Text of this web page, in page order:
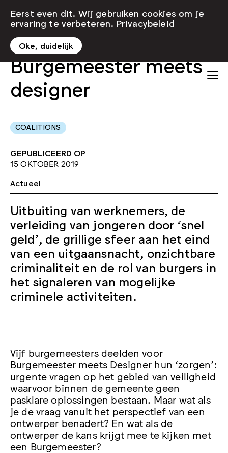
Burgemeester meets
designer
COALITIONS
GEPUBLICEERD OP
15 OKTOBER 2019
Actueel
Uitbuiting van werknemers, de
verleiding van jongeren door ‘snel
geld’, de grillige sfeer aan het eind
van een uitgaansnacht, onzichtbare
criminaliteit en de rol van burgers in
het signaleren van mogelijke
criminele activiteiten.
Vijf burgemeesters deelden voor
Burgemeester meets Designer hun ‘zorgen’:
urgente vragen op het gebied van veiligheid
waarvoor binnen de gemeente geen
pasklare oplossingen bestaan. Maar wat als
je de vraag vanuit het perspectief van een
ontwerper benadert? En wat als de
ontwerper de kans krijgt mee te kijken met
een Burgemeester?
Eerst even dit. Wij gebruiken cookies om je
ervaring te verbeteren. Privacybeleid
Oke, duidelijk